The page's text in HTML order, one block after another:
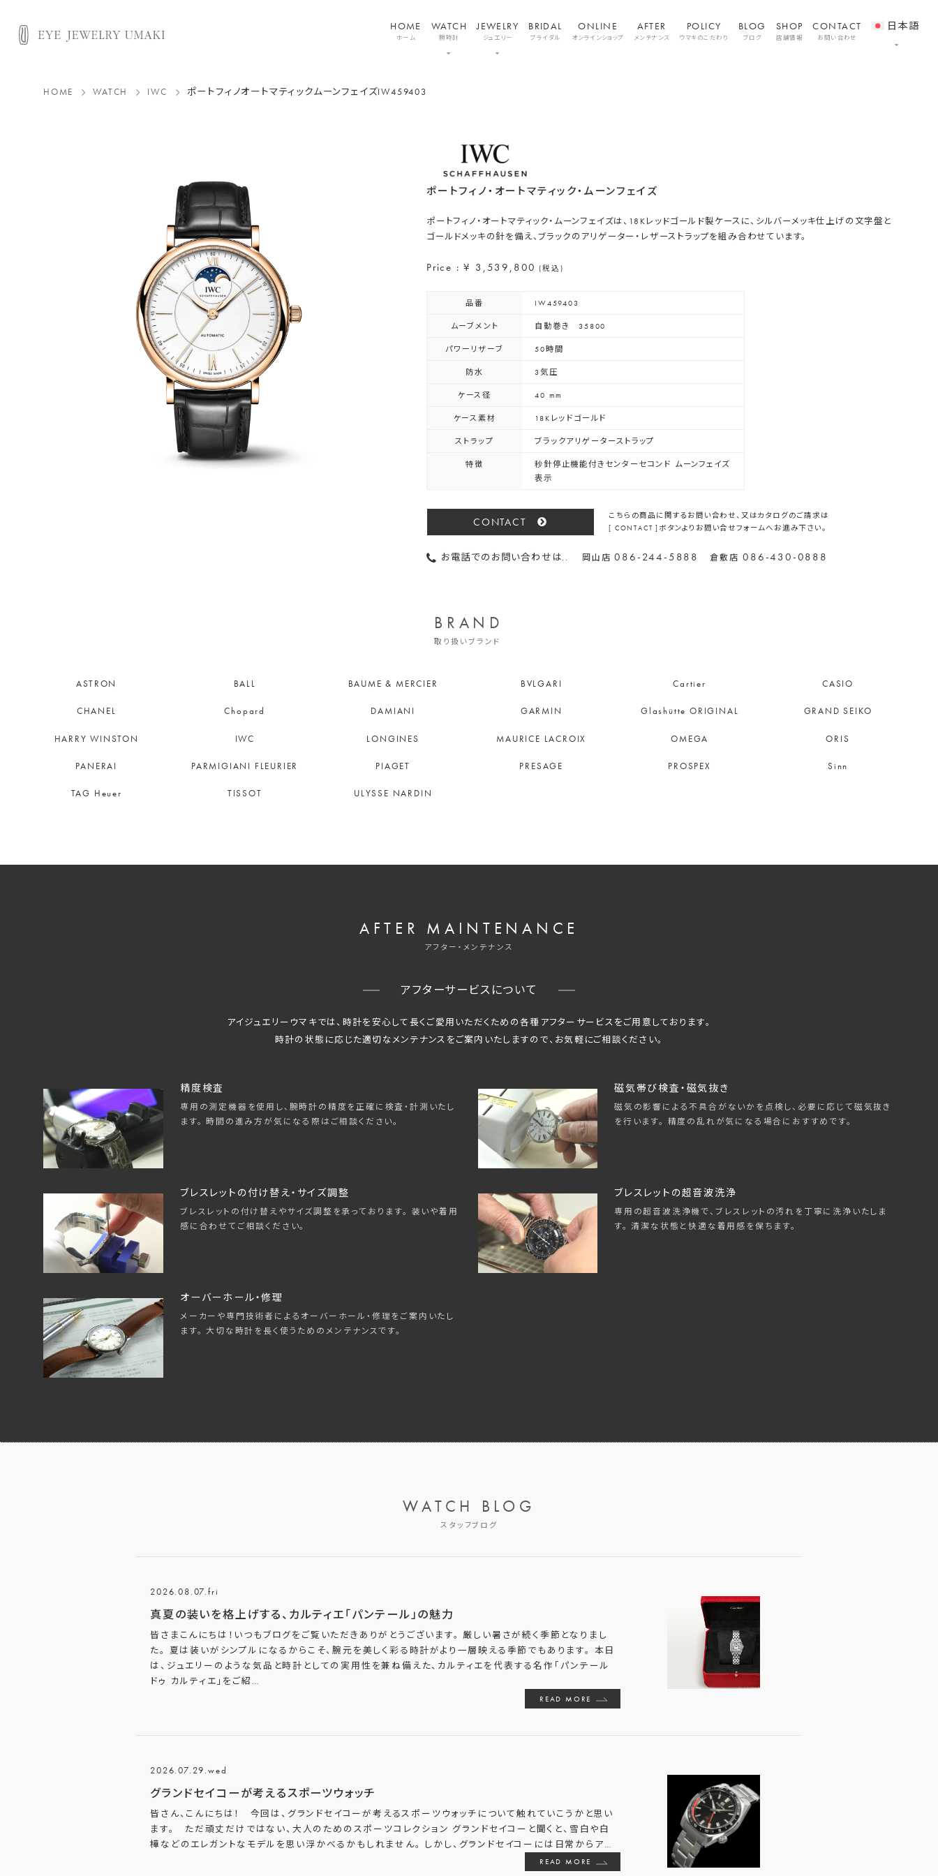
HOME
ホーム
WATCH
腕時計
JEWELRY
ジュエリー
BRIDAL
ブライダル
ONLINE
オンラインショップ
AFTER
メンテナンス
POLICY
ウマキのこだわり
BLOG
ブログ
SHOP
店舗情報
CONTACT
お問い合わせ
日本語
HOME WATCH IWC ポートフィノオートマティックムーンフェイズIW459403
ポートフィノ・オートマティック・ムーンフェイズ
ポートフィノ・オートマティック・ムーンフェイズは、18Kレッドゴールド製ケースに、シルバーメッキ仕上げの文字盤と
ゴールドメッキの針を備え、ブラックのアリゲーター・レザーストラップを組み合わせています。
Price : ¥ 3,539,800 (税込)
品番 IW459403
ムーブメント 自動巻き 35800
パワーリザーブ 50時間
防水 3気圧
ケース径 40 mm
ケース素材 18Kレッドゴールド
ストラップ ブラックアリゲーターストラップ
特徴
秒針停止機能付きセンターセコンド ムーンフェイズ
表示
CONTACT
こちらの商品に関するお問い合わせ、又はカタログのご請求は
[ CONTACT ]ボタンよりお問い合せフォームへお進み下さい。
お電話でのお問い合わせは.. 岡山店086-244-5888 倉敷店 086-430-0888
BRAND
取り扱いブランド
ASTRON BALL BAUME & MERCIER BVLGARI Cartier CASIO
CHANEL Chopard DAMIANI GARMIN Glashütte ORIGINAL GRAND SEIKO
HARRY WINSTON IWC LONGINES MAURICE LACROIX OMEGA ORIS
PANERAI PARMIGIANI FLEURIER PIAGET PRESAGE PROSPEX Sinn
TAG Heuer TISSOT ULYSSE NARDIN
AFTER MAINTENANCE
アフター・メンテナンス
アフターサービスについて
アイジュエリーウマキでは、時計を安心して長くご愛用いただくための各種アフターサービスをご用意しております。
時計の状態に応じた適切なメンテナンスをご案内いたしますので、 お気軽にご相談ください。
精度検査
専用の測定機器を使用し、腕時計の精度を正確に検査・計測いたし
ます。 時間の進み方が気になる際はご相談ください。
磁気帯び検査・磁気抜き
磁気の影響による不具合がないかを点検し、必要に応じて磁気抜き
を行います。 精度の乱れが気になる場合におすすめです。
ブレスレットの付け替え・サイズ調整
ブレスレットの付け替えやサイズ調整を承っております。 装いや着用
感に合わせてご相談ください。
ブレスレットの超音波洗浄
専用の超音波洗浄機で、ブレスレットの汚れを丁寧に洗浄いたしま
す。 清潔な状態と快適な着用感を保ちます。
オーバーホール・修理
メーカーや専門技術者によるオーバーホール・修理をご案内いたし
ます。 大切な時計を長く使うためのメンテナンスです。
WATCH BLOG
スタッフブログ
2026.08.07.fri
真夏の装いを格上げする、カルティエ「パンテール」の魅力
皆さまこんにちは！いつもブログをご覧いただきありがとうございます。 厳しい暑さが続く季節となりまし
た。 夏は装いがシンプルになるからこそ、腕元を美しく彩る時計がより一層映える季節でもあります。 本日
は、ジュエリーのような気品と時計としての実用性を兼ね備えた、カルティエを代表する名作「パンテール
ドゥ カルティエ」をご紹 …
READ MORE
2026.07.29.wed
グランドセイコーが考えるスポーツウォッチ
皆さん、こんにちは！ 今回は、グランドセイコーが考えるスポーツウォッチについて触れていこうかと思い
ます。 ただ頑丈だけではない、大人のためのスポーツコレクション グランドセイコーと聞くと、雪白や白
樺などのエレガントなモデルを思い浮かべるかもしれません。 しかし、グランドセイコーには日常からア…
READ MORE